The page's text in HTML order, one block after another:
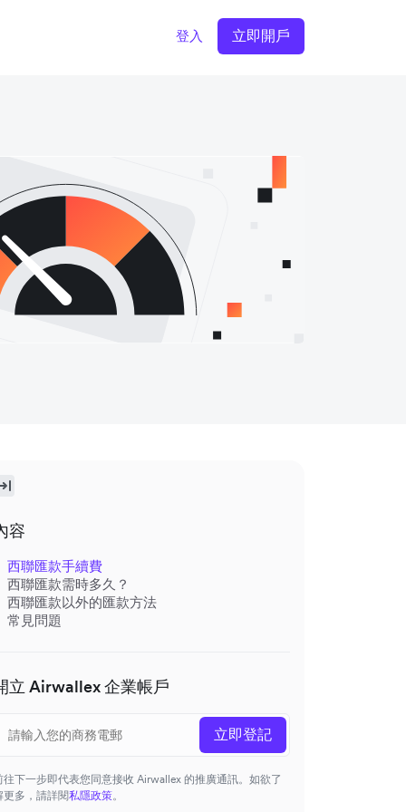
登入 立即開戶
容
西聯匯款手續費
西聯匯款需時多久？
西聯匯款以外的匯款方法
常見問題
立 Airwallex 企業帳戶
立即登記
往下一步即代表您同意接收 Airwallex 的推廣通訊。如欲了
更多，請詳閱私隱政策。